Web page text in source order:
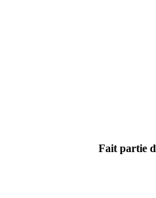
Fait partie